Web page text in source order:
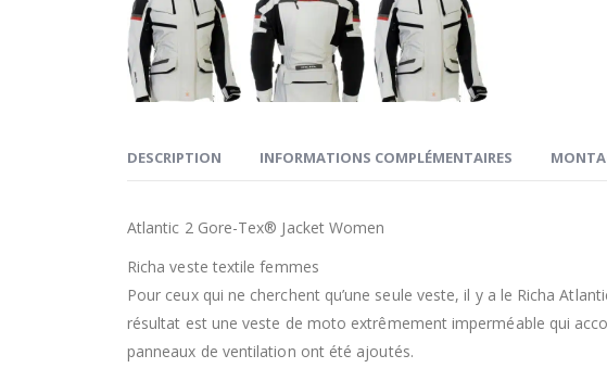
DESCRIPTION INFORMATIONS COMPLÉMENTAIRES
Atlantic 2 Gore-Tex® Jacket Women
Richa veste textile femmes
Pour ceux qui ne cherchent qu’une seule veste, il y a le Richa
résultat est une veste de moto extrêmement imperméable qui
panneaux de ventilation ont été ajoutés.